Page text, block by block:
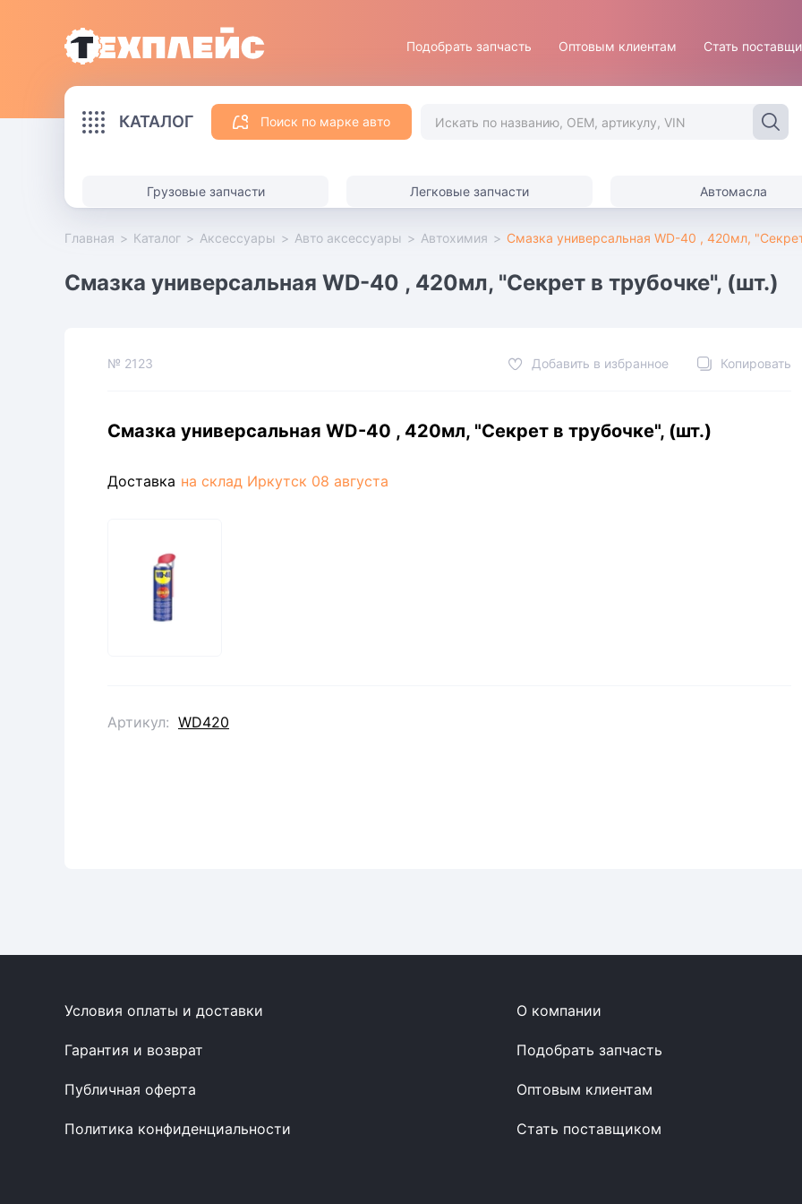
Подобрать запчасть Оптовым клиентам Стать
КАТАЛОГ Поиск по марке авто
Грузовые запчасти Легковые запчасти Автомасла
Главная > Каталог > Аксессуары > Авто аксессуары > Автохимия > Смазка универсальная WD-40 , 420мл,
Смазка универсальная WD-40 , 420мл, "Секрет в трубочке", (шт.)
№ 2123 Добавить в избранное Копировать
Смазка универсальная WD-40 , 420мл, "Секрет в трубочке", (шт.)
Доставка на склад Иркутск 08 августа
Артикул: WD420
Условия оплаты и доставки
Гарантия и возврат
Публичная оферта
Политика конфиденциальности
О компании
Подобрать запчасть
Оптовым клиентам
Стать поставщиком